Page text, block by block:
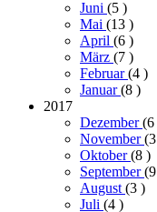
Juni (5 )
Mai (13 )
April (6 )
März (7 )
Februar(4 )
Januar(8 )
2017
Dezember(6
November(3
Oktober(8 )
September(9
August (3 )
Juli (4 )